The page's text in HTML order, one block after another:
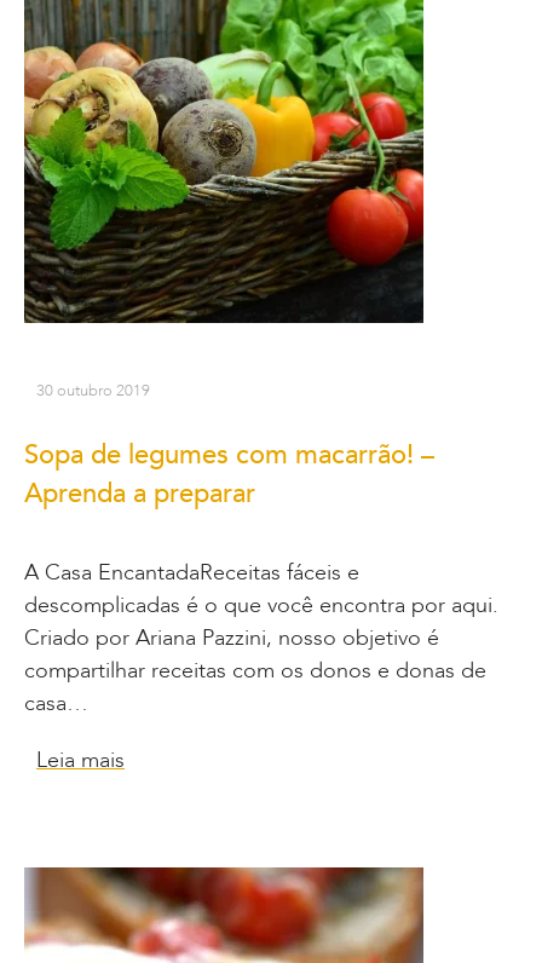
30 outubro 2019
Sopa de legumes com macarrão! –
Aprenda a preparar
A Casa EncantadaReceitas fáceis e
descomplicadas é o que você encontra por aqui.
Criado por Ariana Pazzini, nosso objetivo é
compartilhar receitas com os donos e donas de
casa…
Leia mais